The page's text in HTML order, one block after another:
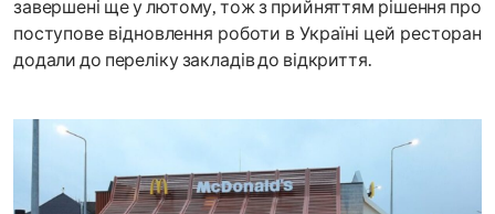
завершені ще у лютому, тож з прийняттям рішення про
поступове відновлення роботи в Україні цей ресторан
додали до переліку закладів до відкриття.